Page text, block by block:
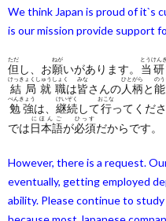
We think Japan is proud of it`s
is our mission provide support
但
ただ
し、お願
ねが
いがあります。 当
とうけん
結局就職
けっきょくしゅうしょく
は皆
みな
さんの人柄
ひとがら
と
のう
勉強
べんきょう
は、 継続
けいぞく
して行
おこな
ってくだ
では日本語
にほんご
が必須
ひっす
だからです。
However, there is a request.
eventually, getting employed
ability. Please continue to